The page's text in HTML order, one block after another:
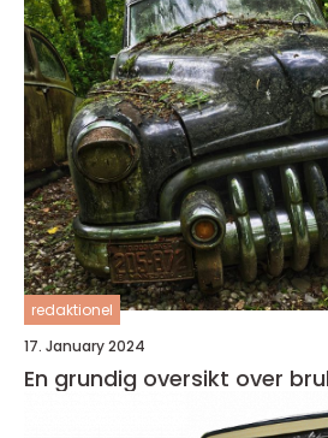
redaktionel
17. January 2024
En grundig oversikt over